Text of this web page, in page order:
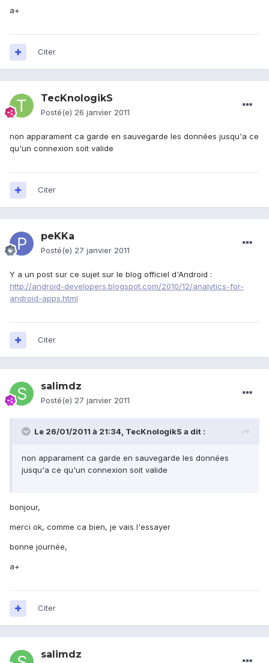
a+
Citer
TecKnologikS
Posté(e) 26 janvier 2011
non apparament ca garde en sauvegarde les données jusqu'a ce
qu'un connexion soit valide
Citer
peKKa
Posté(e) 27 janvier 2011
Y a un post sur ce sujet sur le blog officiel d'Android :
http://android-developers.blogspot.com/2010/12/analytics-for-
android-apps.html
Citer
salimdz
Posté(e) 27 janvier 2011
Le 26/01/2011 à 21:34, TecKnologikS a dit :
non apparament ca garde en sauvegarde les données
jusqu'a ce qu'un connexion soit valide
bonjour,
merci ok, comme ca bien, je vais l'essayer
bonne journée,
a+
Citer
salimdz